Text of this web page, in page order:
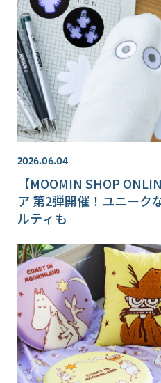
2026.06.04
【MOOMIN SHOP
ア 第2弾開催！ユニーク
ルティも